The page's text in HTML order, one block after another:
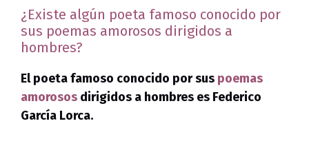
¿Existe algún poeta famoso conocido por
sus poemas amorosos dirigidos a
hombres?
El poeta famoso conocido por sus poemas
amorosos dirigidos a hombres es Federico
García Lorca.